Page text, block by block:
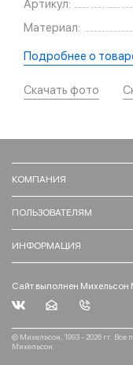
Артикул:
Материал:
Подробнее о
Скачать фото
КОМПАНИЯ
ПОЛЬЗОВАТЕЛЯМ
ИНФОРМАЦИЯ
Сайт выполнен Михельсон
© Михельсон, 1993 - 2026 гг. Все
Михельсон.